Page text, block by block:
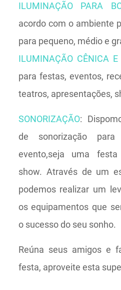
ILUMINAÇÃO PARA
acordo com o ambiente
para pequeno, médio e
ILUMINAÇÃO CÊNICA E
para festas, eventos,
teatros, apresentações,
SONORIZAÇÃO:
de sonorização
evento,seja uma
show. Através de um
podemos realizar um
os equipamentos que
o sucesso do seu sonho.
Reúna seus amigos e
festa, aproveite esta